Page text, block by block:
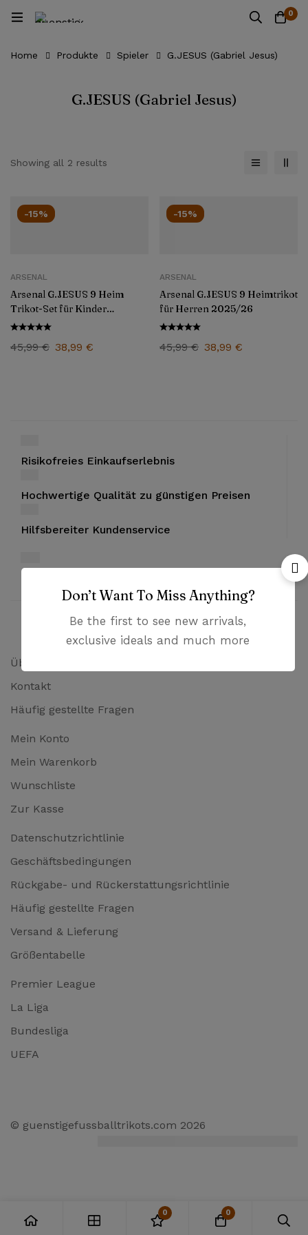
0
Home Produkte Spieler G.JESUS (Gabriel Jesus)
G.JESUS (Gabriel Jesus)
Showing all 2 results
-15%
ARSENAL
Arsenal G.JESUS 9 Heim
Trikot-Set für Kinder
2025/26
45,99€ 38,99 €
-15%
ARSENAL
Arsenal G.JESUS 9 Heimtrikot
für Herren 2025/26
45,99€ 38,99 €
Risikofreies Einkaufserlebnis
Hochwertige Qualität zu günstigen Preisen
Hilfsbereiter Kundenservice
Über uns
Kontakt
Häufig gestellte Fragen
Mein Konto
Mein Warenkorb
Wunschliste
Zur Kasse
Datenschutzrichtlinie
Geschäftsbedingungen
Rückgabe- und Rückerstattungsrichtlinie
Häufig gestellte Fragen
Versand & Lieferung
Größentabelle
Premier League
La Liga
Bundesliga
UEFA
© guenstigefussballtrikots.com 2026
Don’t Want To Miss Anything?
Be the first to see new arrivals,
exclusive ideals and much more
0 0